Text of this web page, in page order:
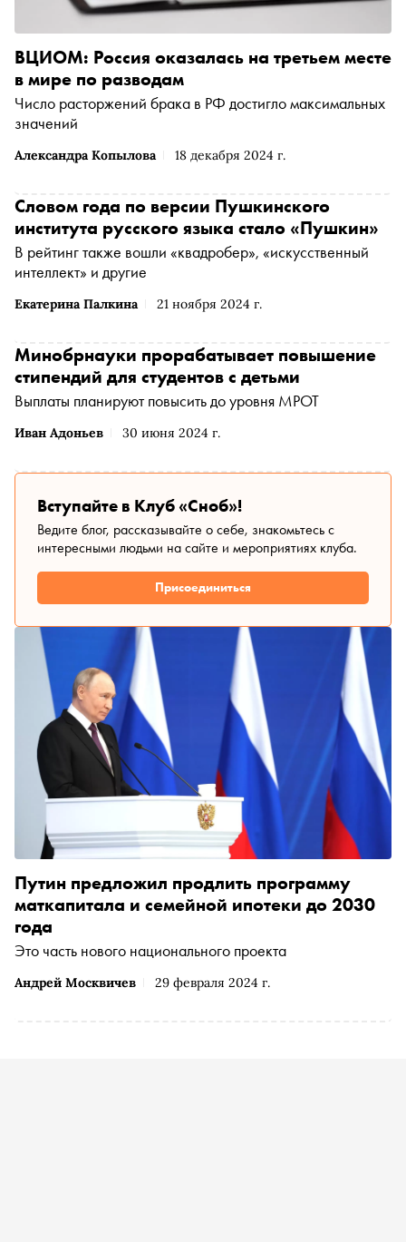
Александра Копылова 18 декабря 2024 г.
ВЦИОМ: Россия оказалась на третьем месте
в мире по разводам
Число расторжений брака в РФ достигло максимальных
значений
Екатерина Палкина 21 ноября 2024 г.
Словом года по версии Пушкинского
института русского языка стало «Пушкин»
В рейтинг также вошли «квадробер», «искусственный
интеллект» и другие
Иван Адоньев 30 июня 2024 г.
Минобрнауки прорабатывает повышение
стипендий для студентов с детьми
Выплаты планируют повысить до уровня МРОТ
Вступайте в Клуб «Сноб»!
Ведите блог, рассказывайте о себе, знакомьтесь с
интересными людьми на сайте и мероприятиях клуба.
Присоединиться
Андрей Москвичев 29 февраля 2024 г.
Путин предложил продлить программу
маткапитала и семейной ипотеки до 2030
года
Это часть нового национального проекта